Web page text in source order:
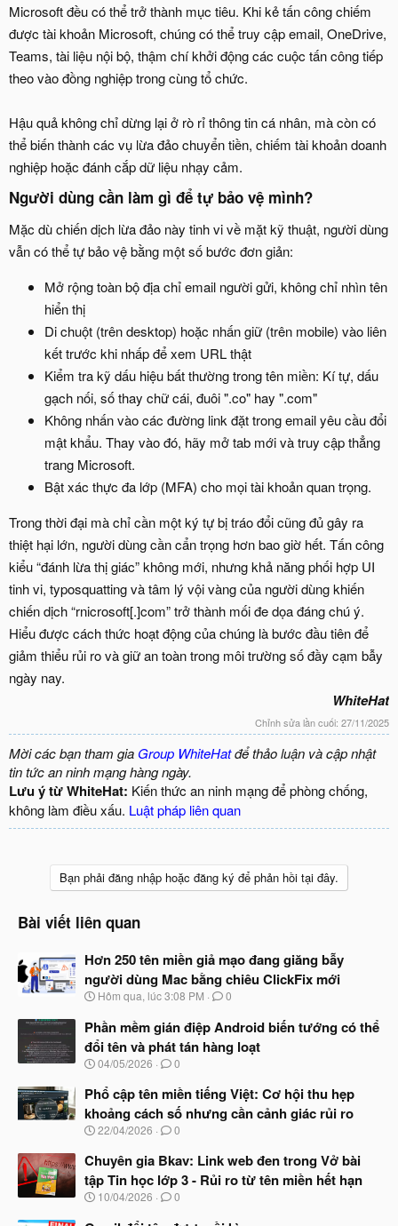
Microsoft đều có thể trở thành mục tiêu. Khi kẻ tấn công chiếm
được tài khoản Microsoft, chúng có thể truy cập email, OneDrive,
Teams, tài liệu nội bộ, thậm chí khởi động các cuộc tấn công tiếp
theo vào đồng nghiệp trong cùng tổ chức.
Hậu quả không chỉ dừng lại ở rò rỉ thông tin cá nhân, mà còn có
thể biến thành các vụ lừa đảo chuyển tiền, chiếm tài khoản doanh
nghiệp hoặc đánh cắp dữ liệu nhạy cảm.
Người dùng cần làm gì để tự bảo vệ mình?
Mặc dù chiến dịch lừa đảo này tinh vi về mặt kỹ thuật, người dùng
vẫn có thể tự bảo vệ bằng một số bước đơn giản:
Mở rộng toàn bộ địa chỉ email người gửi, không chỉ nhìn tên
hiển thị
Di chuột (trên desktop) hoặc nhấn giữ (trên mobile) vào liên
kết trước khi nhấp để xem URL thật
Kiểm tra kỹ dấu hiệu bất thường trong tên miền: Kí tự, dấu
gạch nối, số thay chữ cái, đuôi ".co" hay ".com"
Không nhấn vào các đường link đặt trong email yêu cầu đổi
mật khẩu. Thay vào đó, hãy mở tab mới và truy cập thẳng
trang Microsoft.
Bật xác thực đa lớp (MFA) cho mọi tài khoản quan trọng.
Trong thời đại mà chỉ cần một ký tự bị tráo đổi cũng đủ gây ra
thiệt hại lớn, người dùng cần cẩn trọng hơn bao giờ hết. Tấn công
kiểu “đánh lừa thị giác” không mới, nhưng khả năng phối hợp UI
tinh vi, typosquatting và tâm lý vội vàng của người dùng khiến
chiến dịch “rnicrosoft[.]com” trở thành mối đe dọa đáng chú ý.
Hiểu được cách thức hoạt động của chúng là bước đầu tiên để
giảm thiểu rủi ro và giữ an toàn trong môi trường số đầy cạm bẫy
ngày nay.
WhiteHat
Chỉnh sửa lần cuối: 27/11/2025
Mời các bạn tham gia Group WhiteHatđể thảo luận và cập nhật
tin tức an ninh mạng hàng ngày.
Lưu ý từ WhiteHat: Kiến thức an ninh mạng để phòng chống,
không làm điều xấu. Luật pháp liên quan
Bạn phải đăng nhập hoặc đăng ký để phản hồi tại đây.
Bài viết liên quan
Hơn 250 tên miền giả mạo đang giăng bẫy
người dùng Mac bằng chiêu ClickFix mới
N
à
y
b
ắ
đ
ầ
u
Hôm qua, lúc 3:08 PM 0
Phần mềm gián điệp Android biến tướng có thể
đổi tên và phát tán hàng loạt
N
à
b
ắ
đ
ầ
u
04/05/2026 0
Phổ cập tên miền tiếng Việt: Cơ hội thu hẹp
khoảng cách số nhưng cần cảnh giác rủi ro
N
à
b
ắ
22/04/2026 0
Chuyên gia Bkav: Link web đen trong Vở bài
tập Tin học lớp 3 - Rủi ro từ tên miền hết hạn
N
10/04/2026 0